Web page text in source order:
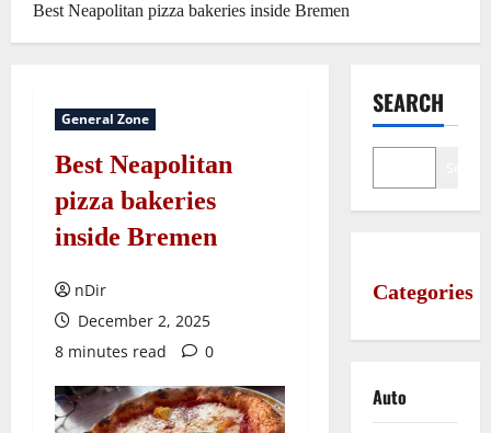
Best Neapolitan pizza bakeries inside Bremen
General Zone
Best Neapolitan
pizza bakeries
inside Bremen
nDir
December 2, 2025
8 minutes read
0
SEARCH
Categories
Auto